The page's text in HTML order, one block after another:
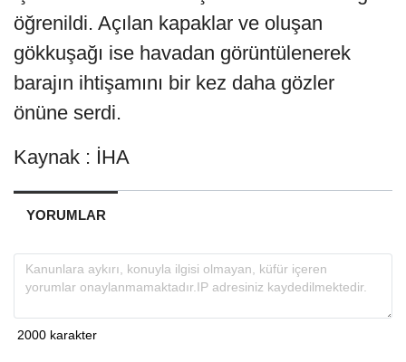
öğrenildi. Açılan kapaklar ve oluşan
gökkuşağı ise havadan görüntülenerek
barajın ihtişamını bir kez daha gözler
önüne serdi.
Kaynak : İHA
YORUMLAR